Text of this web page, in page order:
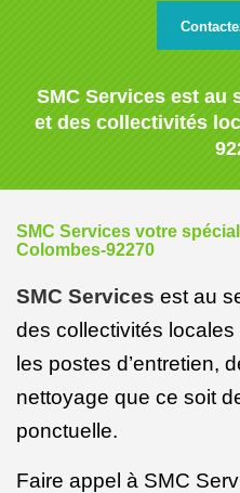
SMC Services est au
et des collectivités
SMC Services votre
Colombes-92270
SMC Services est au
des collectivités
les postes d’entretien,
nettoyage que ce soit
ponctuelle.
Faire appel à SMC